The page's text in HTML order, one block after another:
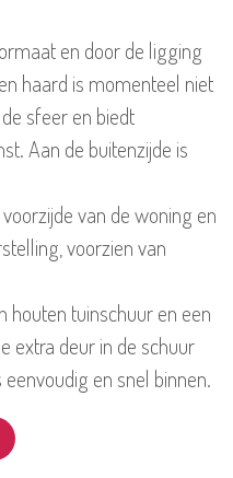
en door de ligging
haard is momenteel niet
sfeer en biedt
Aan de buitenzijde is
van de woning en
voorzien van
houten tuinschuur en een
extra deur in de schuur
en snel binnen.